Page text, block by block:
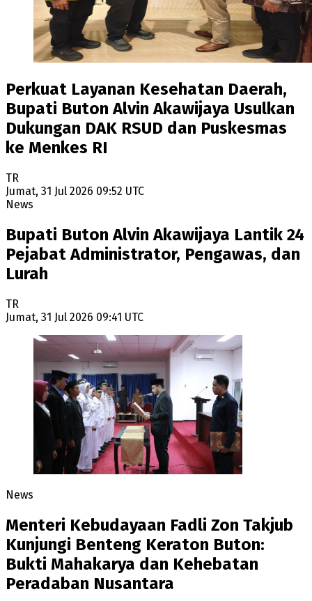
Perkuat Layanan Kesehatan Daerah,
Bupati Buton Alvin Akawijaya Usulkan
Dukungan DAK RSUD dan Puskesmas
ke Menkes RI
TR
Jumat, 31 Jul 2026 09:52 UTC
News
Bupati Buton Alvin Akawijaya Lantik 24
Pejabat Administrator, Pengawas, dan
Lurah
TR
Jumat, 31 Jul 2026 09:41 UTC
News
Menteri Kebudayaan Fadli Zon Takjub
Kunjungi Benteng Keraton Buton:
Bukti Mahakarya dan Kehebatan
Peradaban Nusantara